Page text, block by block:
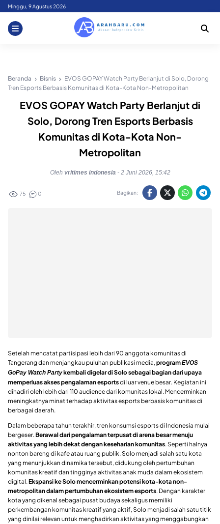
Skip
content
Minggu, 9 Agustus 2026
Beranda Bisnis
EVOS GOPAY Watch Party Berlanjut di Solo, Dorong
Tren Esports Berbasis Komunitas di Kota-Kota Non-Metropolitan
EVOS GOPAY Watch Party Berlanjut di
Solo, Dorong Tren Esports Berbasis
Komunitas di Kota-Kota Non-
Metropolitan
Oleh vritimes indonesia - 2 Juni 2026, 15:42
75 0 Bagikan:
Setelah mencatat partisipasi lebih dari 90 anggota komunitas di
Tangerang dan menjangkau puluhan publikasi media,programEVOS
GoPay Watch Partykembali digelar di Solo sebagai bagian dari upaya
memperluas akses pengalaman esportsdi luar venue besar. Kegiatan ini
dihadiri oleh lebih dari 110 audience dari komunitas lokal. Mencerminkan
meningkatnya minat terhadap aktivitas esports berbasis komunitas di
berbagai daerah.
Dalam beberapa tahun terakhir, tren konsumsi esports di Indonesia mulai
bergeser.Berawal dari pengalaman terpusat di arena besar menuju
aktivitas yang lebih dekat dengan keseharian komunitas. Seperti halnya
nonton bareng di kafe atau ruang publik. Solo menjadi salah satu kota
yang menunjukkan dinamika tersebut, didukung oleh pertumbuhan
komunitas kreatif dan tingginya aktivitas anak muda dalam ekosistem
digital.Ekspansi ke Solo mencerminkan potensi kota-kota non-
metropolitan dalam pertumbuhan ekosistem esports. Dengan karakter
kota yang dikenal sebagai pusat budaya sekaligus memiliki
perkembangan komunitas kreatif yang aktif, Solo menjadi salah satu titik
yang dinilai relevan untuk menghadirkan aktivitas yang menggabungkan